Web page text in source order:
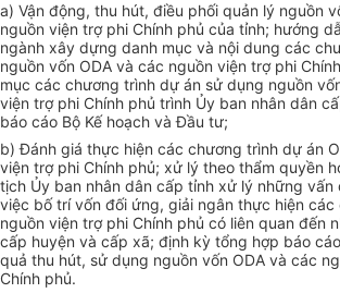
a) Vận động, thu hút, điều phối quản lý nguồn
nguồn viện trợ phi Chính phủ của tỉnh; hướng
ngành xây dựng danh mục và nội dung các
nguồn vốn ODA và các nguồn viện trợ phi
mục các chương trình dự án sử dụng nguồn
viện trợ phi Chính phủ trình Ủy ban nhân dân
báo cáo Bộ Kế hoạch và Đầu tư;
b) Đánh giá thực hiện các chương trình dự án
viện trợ phi Chính phủ; xử lý theo thẩm quyền
tịch Ủy ban nhân dân cấp tỉnh xử lý những
việc bố trí vốn đối ứng, giải ngân thực hiện các
nguồn viện trợ phi Chính phủ có liên quan đến
cấp huyện và cấp xã; định kỳ tổng hợp báo
quả thu hút, sử dụng nguồn vốn ODA và các
Chính phủ.